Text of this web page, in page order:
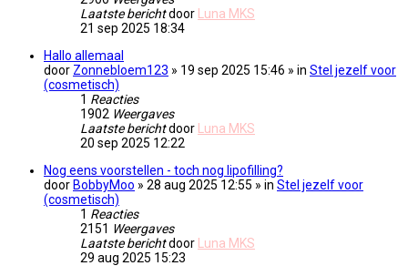
Laatste berichtdoor
Luna MKS
21 sep 2025 18:34
Hallo allemaal
door Zonnebloem123 » 19 sep 2025 15:46 » in Stel jezelf voor
(cosmetisch)
1 Reacties
1902 Weergaves
Laatste berichtdoor
Luna MKS
20 sep 2025 12:22
Nog eens voorstellen - toch nog lipofilling?
door BobbyMoo » 28 aug 2025 12:55 » in Stel jezelf voor
(cosmetisch)
1 Reacties
2151 Weergaves
Laatste berichtdoor
Luna MKS
29 aug 2025 15:23